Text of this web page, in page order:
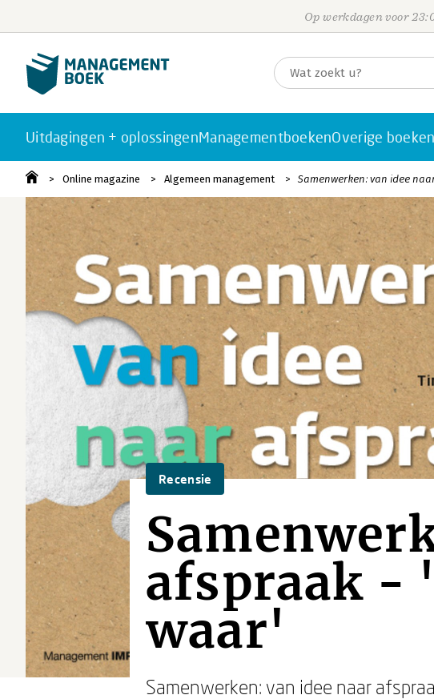
Op werkdagen voor
Uitdagingen + oplossingenManagementboekenOverige boeken
Online magazine Algemeen management Samenwerken: van idee
Recensie
afspraak -
waar'
Samenwerken: van idee naar